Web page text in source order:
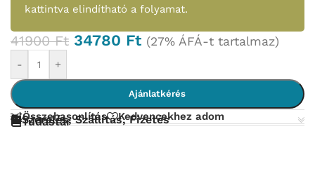
kattintva elindítható a folyamat.
41900Ft 34780 Ft (27% ÁFÁ-t tartalmaz)
- +
Ajánlatkérés
Összehasonlítás Kedvencekhez adom
Szerelés, Szállítás, Fizetés
Tudástár